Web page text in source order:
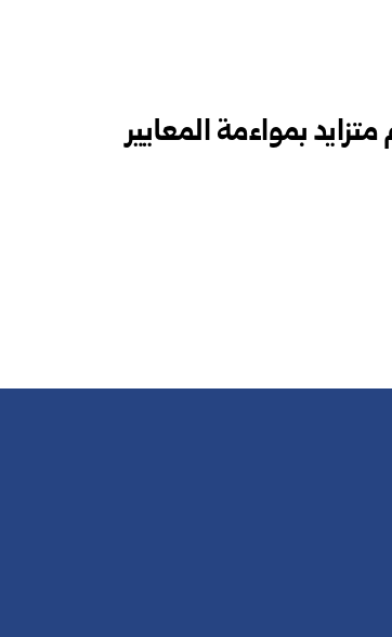
بمواءمة المعايير